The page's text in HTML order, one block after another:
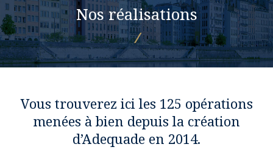
Nos réalisations
/
Vous trouverez ici les 125 opérations
menées à bien depuis la création
d’Adequade en 2014.